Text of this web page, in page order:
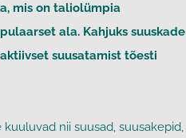
mis on taliolümpia
ala. Kahjuks suuskade
suusatamist tõesti
nii suusad, suusakepid,